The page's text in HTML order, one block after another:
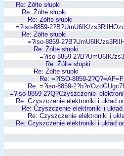
Re: Żółte słupki
Re: Żółte słupki
Re: Żółte słupki
=?iso-8859-2?B?UmU6IK/
Re: Żółte słupki
=?iso-8859-2?B?UmU6IK/
Re: Żółte słupki
=?iso-8859-2?B?UmU6IK/
Re: Żółte słupki
Re: Żółte słupki
Re: =?ISO-8859-
Re: =?iso-8859-2?b?r/
=?iso-8859-
Re: Czyszczenie elektroniki i układ
Re: Czyszczenie elektroniki i układ
Re: Czyszczenie elektroniki i
Re: Czyszczenie elektroniki i układ